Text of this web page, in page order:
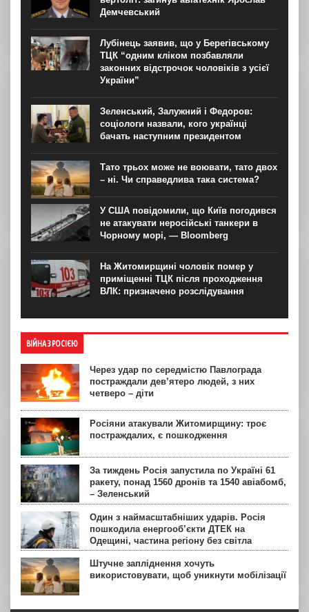
Демчевський
Лубінець заявив, що у Берегівському
ТЦК “одним кліком позбавляли
законних відстрочок чоловіків з усієї
України”
Зеленський, Залужний і Федоров:
соціологи назвали, кого українці
бачать наступним президентом
Тато трьох може не воювати, тато двох
– ні. Чи справедлива така система?
У США повідомили, що Київ погодився
не атакувати неросійські танкери в
Чорному морі, — Bloomberg
На Житомирщині чоловік помер у
приміщенні ТЦК після проходження
ВЛК: призначено розслідування
ВІЙНА З РОСІЄЮ
Через удар по середмістю Павлограда
постраждали дев’ятеро людей, з них
четверо – діти
Росіяни атакували Житомирщину: троє
постраждалих, є пошкодження
За тиждень Росія запустила по Україні 61
ракету, понад 1560 дронів та 1540 авіабомб,
– Зеленський
Один з наймасштабніших ударів. Росія
пошкодила енергооб’єкти ДТЕК на
Одещині, частина регіону без світла
Штучне запліднення хочуть
використовувати, щоб уникнути мобілізації